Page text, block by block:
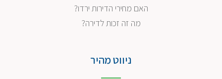
האם מחירי הדירות ירדו?
מה זה זכות לדירה?
ניווט מהיר